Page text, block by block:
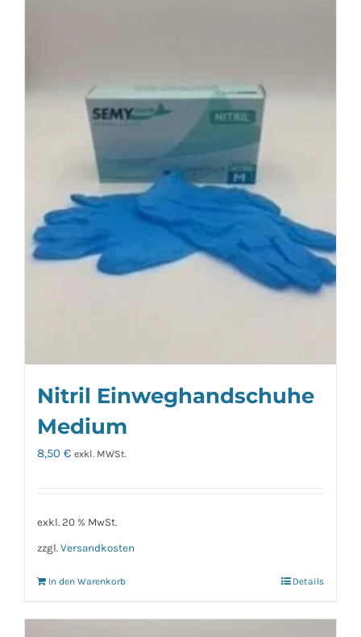
Nitril Einweghandschuhe
Medium
8,50 € exkl. MWSt.
exkl. 20 % MwSt.
zzgl. Versandkosten
In den Warenkorb Details